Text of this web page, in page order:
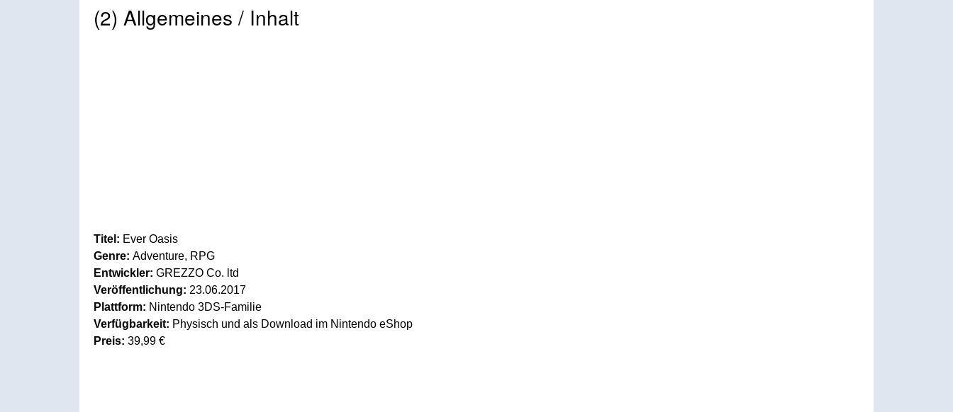
(2) Allgemeines / Inhalt
Titel: Ever Oasis
Genre: Adventure, RPG
Entwickler: GREZZO Co. ltd
Veröffentlichung: 23.06.2017
Plattform: Nintendo 3DS-Familie
Verfügbarkeit: Physisch und als Download im Nintendo eShop
Preis: 39,99 €